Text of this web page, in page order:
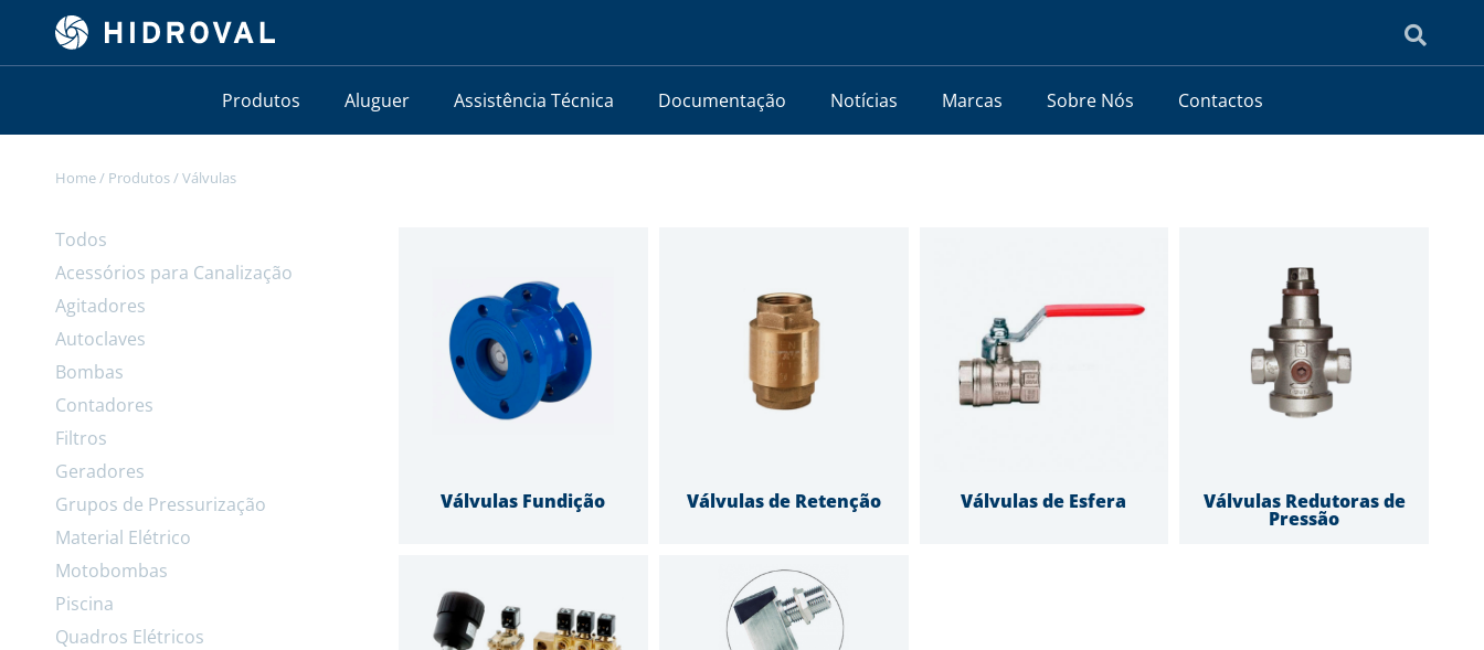
Produtos Aluguer Assistência Técnica Documentação Notícias Marcas Sobre Nós Contactos
Home / Produtos /Válvulas
Todos
Acessórios para Canalização
Agitadores
Autoclaves
Bombas
Contadores
Filtros
Geradores
Grupos de Pressurização
Material Elétrico
Motobombas
Piscina
Quadros Elétricos
Válvulas Fundição Válvulas de Retenção Válvulas de Esfera Válvulas Redutoras de
Pressão